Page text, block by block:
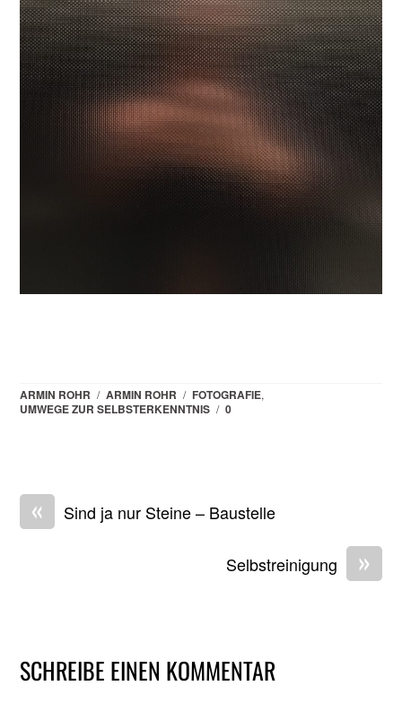
ARMIN ROHR / ARMIN ROHR / FOTOGRAFIE,
UMWEGE ZUR SELBSTERKENNTNIS / 0
« Sind ja nur Steine – Baustelle
»
Selbstreinigung
SCHREIBE EINEN KOMMENTAR